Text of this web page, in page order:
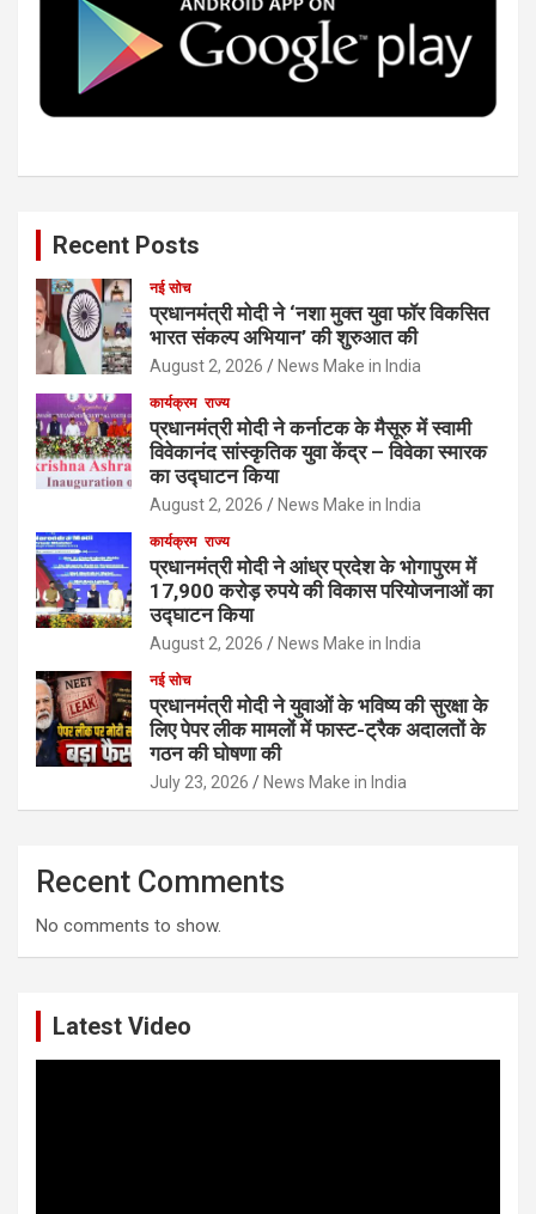
o
k
r I
n
e
Recent Posts
नई सोच
प्रधानमंत्री मोदी ने ‘नशा मुक्त युवा फॉर विकसित
भारत संकल्प अभियान’ की शुरुआत की
August 2, 2026 News Make in India
कार्यक्रम राज्य
प्रधानमंत्री मोदी ने कर्नाटक के मैसूरु में स्वामी
विवेकानंद सांस्कृतिक युवा केंद्र – विवेका स्मारक
का उद्घाटन किया
August 2, 2026 News Make in India
कार्यक्रम राज्य
प्रधानमंत्री मोदी ने आंध्र प्रदेश के भोगापुरम में
17,900 करोड़ रुपये की विकास परियोजनाओं का
उद्घाटन किया
August 2, 2026 News Make in India
नई सोच
प्रधानमंत्री मोदी ने युवाओं के भविष्य की सुरक्षा के
लिए पेपर लीक मामलों में फास्ट-ट्रैक अदालतों के
गठन की घोषणा की
July 23, 2026 News Make in India
Recent Comments
No comments to show.
Latest Video